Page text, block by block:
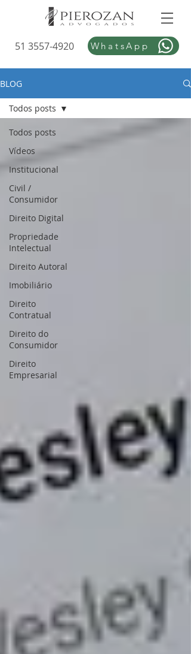
51 3557-4920 WhatsApp
BLOG
Todos posts
Vídeos
Institucional
Civil /
Consumidor
Direito Digital
Propriedade
Intelectual
Direito Autoral
Imobiliário
Direito
Contratual
Direito do
Consumidor
Direito
Empresarial
Todos posts